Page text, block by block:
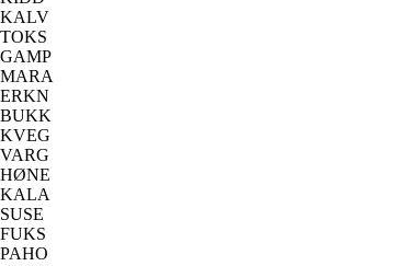
KALV
TOKS
GAMP
MARA
ERKN
BUKK
KVEG
VARG
HØNE
KALA
SUSE
FUKS
PAHO